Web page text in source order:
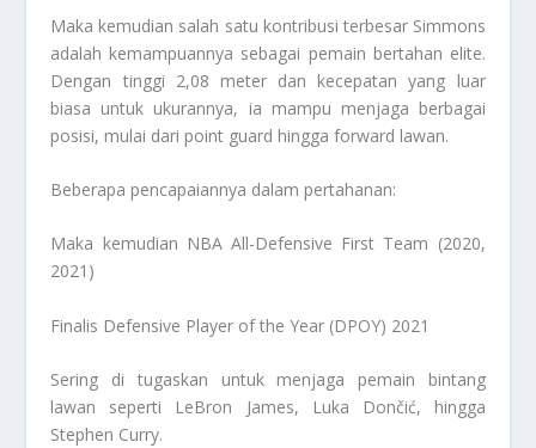
Maka kemudian salah satu kontribusi terbesar Simmons
adalah kemampuannya sebagai pemain bertahan elite.
Dengan tinggi 2,08 meter dan kecepatan yang luar
biasa untuk ukurannya, ia mampu menjaga berbagai
posisi, mulai dari point guard hingga forward lawan.
Beberapa pencapaiannya dalam pertahanan:
Maka kemudian NBA All-Defensive First Team (2020,
2021)
Finalis Defensive Player of the Year (DPOY) 2021
Sering di tugaskan untuk menjaga pemain bintang
lawan seperti LeBron James, Luka Dončić, hingga
Stephen Curry.